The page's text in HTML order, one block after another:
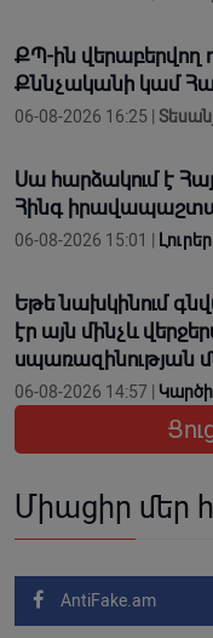
ՔՊ-ին վերաբերվող
Քննչականի կամ
06-08-2026 16:25 |
Սա հարձակում է
Հինգ
06-08-2026 15:01 | Լուրեր
Եթե նախկինում
էր այն մինչև
սպառազինության
06-08-2026 14:57 |
Միացիր մեր
AntiFake.am